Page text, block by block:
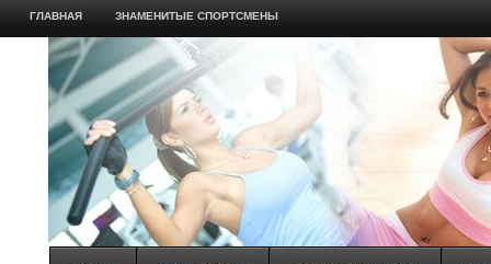
ГЛАВНАЯ ЗНАМЕНИТЫЕ СПОРТСМЕНЫ